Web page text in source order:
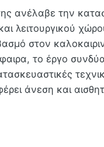
ανέλαβε την
λειτουργικού
στον
το έργο
άνεση και